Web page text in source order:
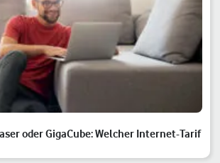
oder GigaCube: Welcher Internet-Tarif